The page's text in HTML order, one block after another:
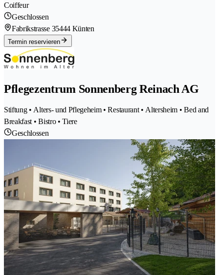
Coiffeur
Geschlossen
Fabrikstrasse 35444 Künten
Termin reservieren
Pflegezentrum Sonnenberg Reinach AG
Stiftung • Alters- und Pflegeheim • Restaurant • Altersheim • Bed and
Breakfast • Bistro • Tiere
Geschlossen